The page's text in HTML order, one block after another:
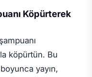
Köpürterek
köpürtün. Bu
yayın,